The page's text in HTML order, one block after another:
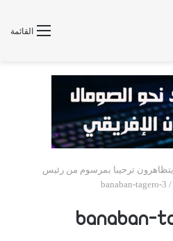
القائمة
ترحيبا بمرسوم من رئيس
/
banaban-tagero-3
banaban-